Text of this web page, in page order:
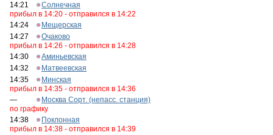
14:21
Солнечная
прибыл в 14:20 - отправился в 14:22
14:24
Мещерская
14:27
Очаково
прибыл в 14:26 - отправился в 14:28
14:30
Аминьевская
14:32
Матвеевская
14:35
Минская
прибыл в 14:35 - отправился в 14:36
—
Москва Сорт. (непасс. станция)
по графику
14:38
Поклонная
прибыл в 14:38 - отправился в 14:39